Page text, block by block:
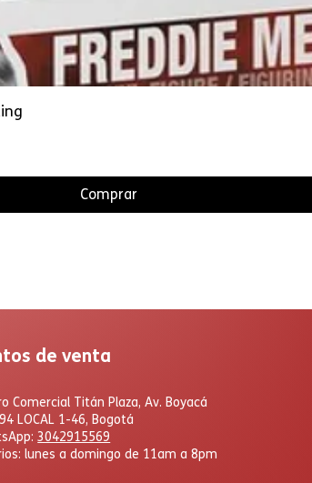
Comprar
de venta
Comercial Titán Plaza, Av. Boyacá
LOCAL 1-46, Bogotá
3042915569
lunes a domingo de 11am a 8pm